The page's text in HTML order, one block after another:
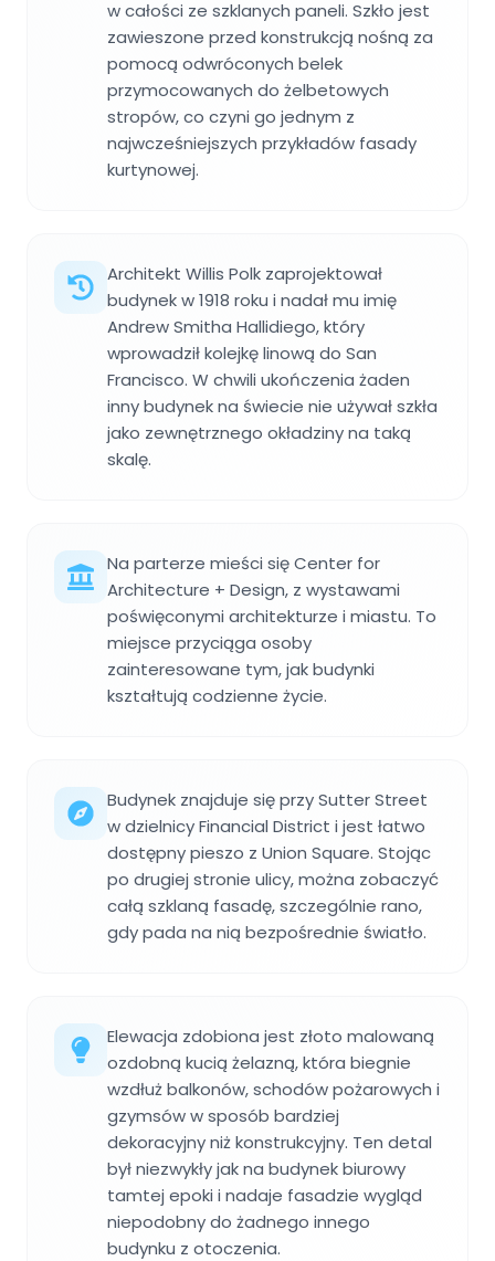
w całości ze szklanych paneli. Szkło jest
zawieszone przed konstrukcją nośną za
pomocą odwróconych belek
przymocowanych do żelbetowych
stropów, co czyni go jednym z
najwcześniejszych przykładów fasady
kurtynowej.
Architekt Willis Polk zaprojektował
budynek w 1918 roku i nadał mu imię
Andrew Smitha Hallidiego, który
wprowadził kolejkę linową do San
Francisco. W chwili ukończenia żaden
inny budynek na świecie nie używał szkła
jako zewnętrznego okładziny na taką
skalę.
Na parterze mieści się Center for
Architecture + Design, z wystawami
poświęconymi architekturze i miastu. To
miejsce przyciąga osoby
zainteresowane tym, jak budynki
kształtują codzienne życie.
Budynek znajduje się przy Sutter Street
w dzielnicy Financial District i jest łatwo
dostępny pieszo z Union Square. Stojąc
po drugiej stronie ulicy, można zobaczyć
całą szklaną fasadę, szczególnie rano,
gdy pada na nią bezpośrednie światło.
Elewacja zdobiona jest złoto malowaną
ozdobną kucią żelazną, która biegnie
wzdłuż balkonów, schodów pożarowych i
gzymsów w sposób bardziej
dekoracyjny niż konstrukcyjny. Ten detal
był niezwykły jak na budynek biurowy
tamtej epoki i nadaje fasadzie wygląd
niepodobny do żadnego innego
budynku z otoczenia.